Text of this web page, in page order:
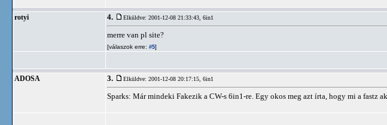
rotyi 4. Elküldve: 2001-12-08 21:33:43, 6in1
merre van pl site?
[válaszok erre: #5]
ADOSA 3. Elküldve: 2001-12-08 20:17:15, 6in1
Sparks: Már mindeki Fakezik a CW-s 6in1-re. Egy okos meg azt írta, hogy mi a fastz